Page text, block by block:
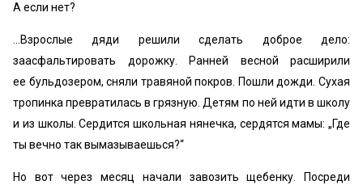
А если нет?
…Взрослые дяди решили сделать доброе дело:
заасфальтировать дорожку. Ранней весной расширили
ее бульдозером, сняли травяной покров. Пошли дожди. Сухая
тропинка превратилась в грязную. Детям по ней идти в школу
и из школы. Сердится школьная нянечка, сердятся мамы: „Где
ты вечно так вымазываешься?“
Но вот через месяц начали завозить щебенку. Посреди